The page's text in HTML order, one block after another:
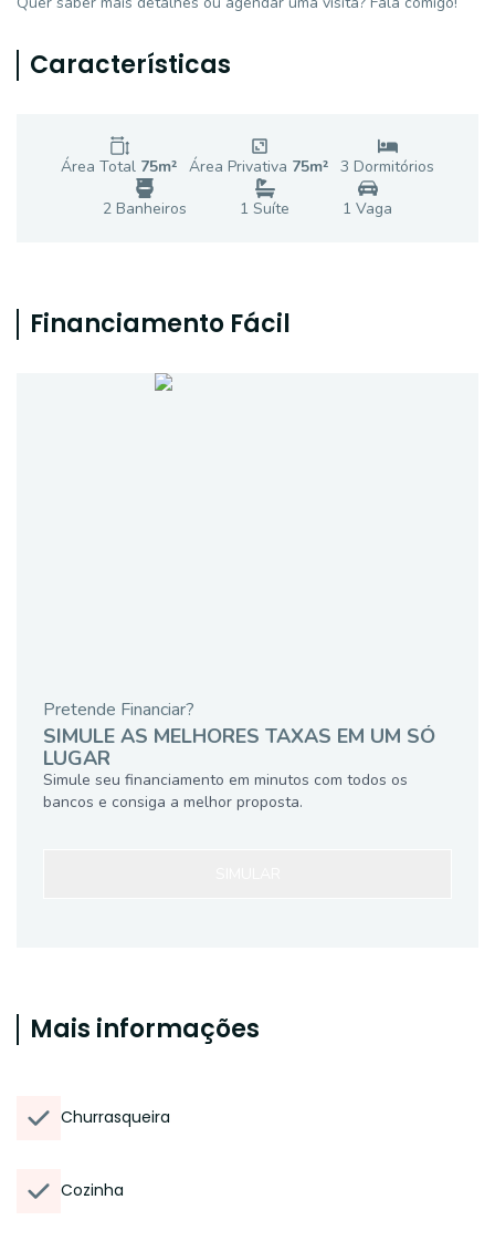
Características
Área Total 75m² Área Privativa 75m² 3 Dormitórios
2 Banheiros 1 Suíte 1 Vaga
Financiamento Fácil
Pretende Financiar?
SIMULE AS MELHORES TAXAS EM UM SÓ
LUGAR
Simule seu financiamento em minutos com todos os
bancos e consiga a melhor proposta.
Mais informações
Churrasqueira
Cozinha